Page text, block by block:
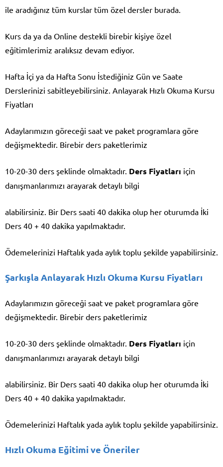
ile aradığınız tüm kurslar tüm özel dersler burada.
Kurs da ya da Online destekli birebir kişiye özel
eğitimlerimiz aralıksız devam ediyor.
Hafta İçi ya da Hafta Sonu İstediğiniz Gün ve Saate
Derslerinizi sabitleyebilirsiniz. Anlayarak Hızlı Okuma Kursu
Fiyatları
Adaylarımızın göreceği saat ve paket programlara göre
değişmektedir. Birebir ders paketlerimiz
10-20-30 ders şeklinde olmaktadır. Ders Fiyatları için
danışmanlarımızı arayarak detaylı bilgi
alabilirsiniz. Bir Ders saati 40 dakika olup her oturumda İki
Ders 40 + 40 dakika yapılmaktadır.
Ödemelerinizi Haftalık yada aylık toplu şekilde yapabilirsiniz.
Şarkışla Anlayarak Hızlı Okuma Kursu Fiyatları
Adaylarımızın göreceği saat ve paket programlara göre
değişmektedir. Birebir ders paketlerimiz
10-20-30 ders şeklinde olmaktadır. Ders Fiyatları için
danışmanlarımızı arayarak detaylı bilgi
alabilirsiniz. Bir Ders saati 40 dakika olup her oturumda İki
Ders 40 + 40 dakika yapılmaktadır.
Ödemelerinizi Haftalık yada aylık toplu şekilde yapabilirsiniz.
Hızlı Okuma Eğitimi ve Öneriler